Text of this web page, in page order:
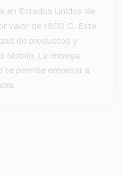
en Estados Unidos de
valor de 1800 C. Este
de productos y
Mobile. La entrega
te permite empezar a